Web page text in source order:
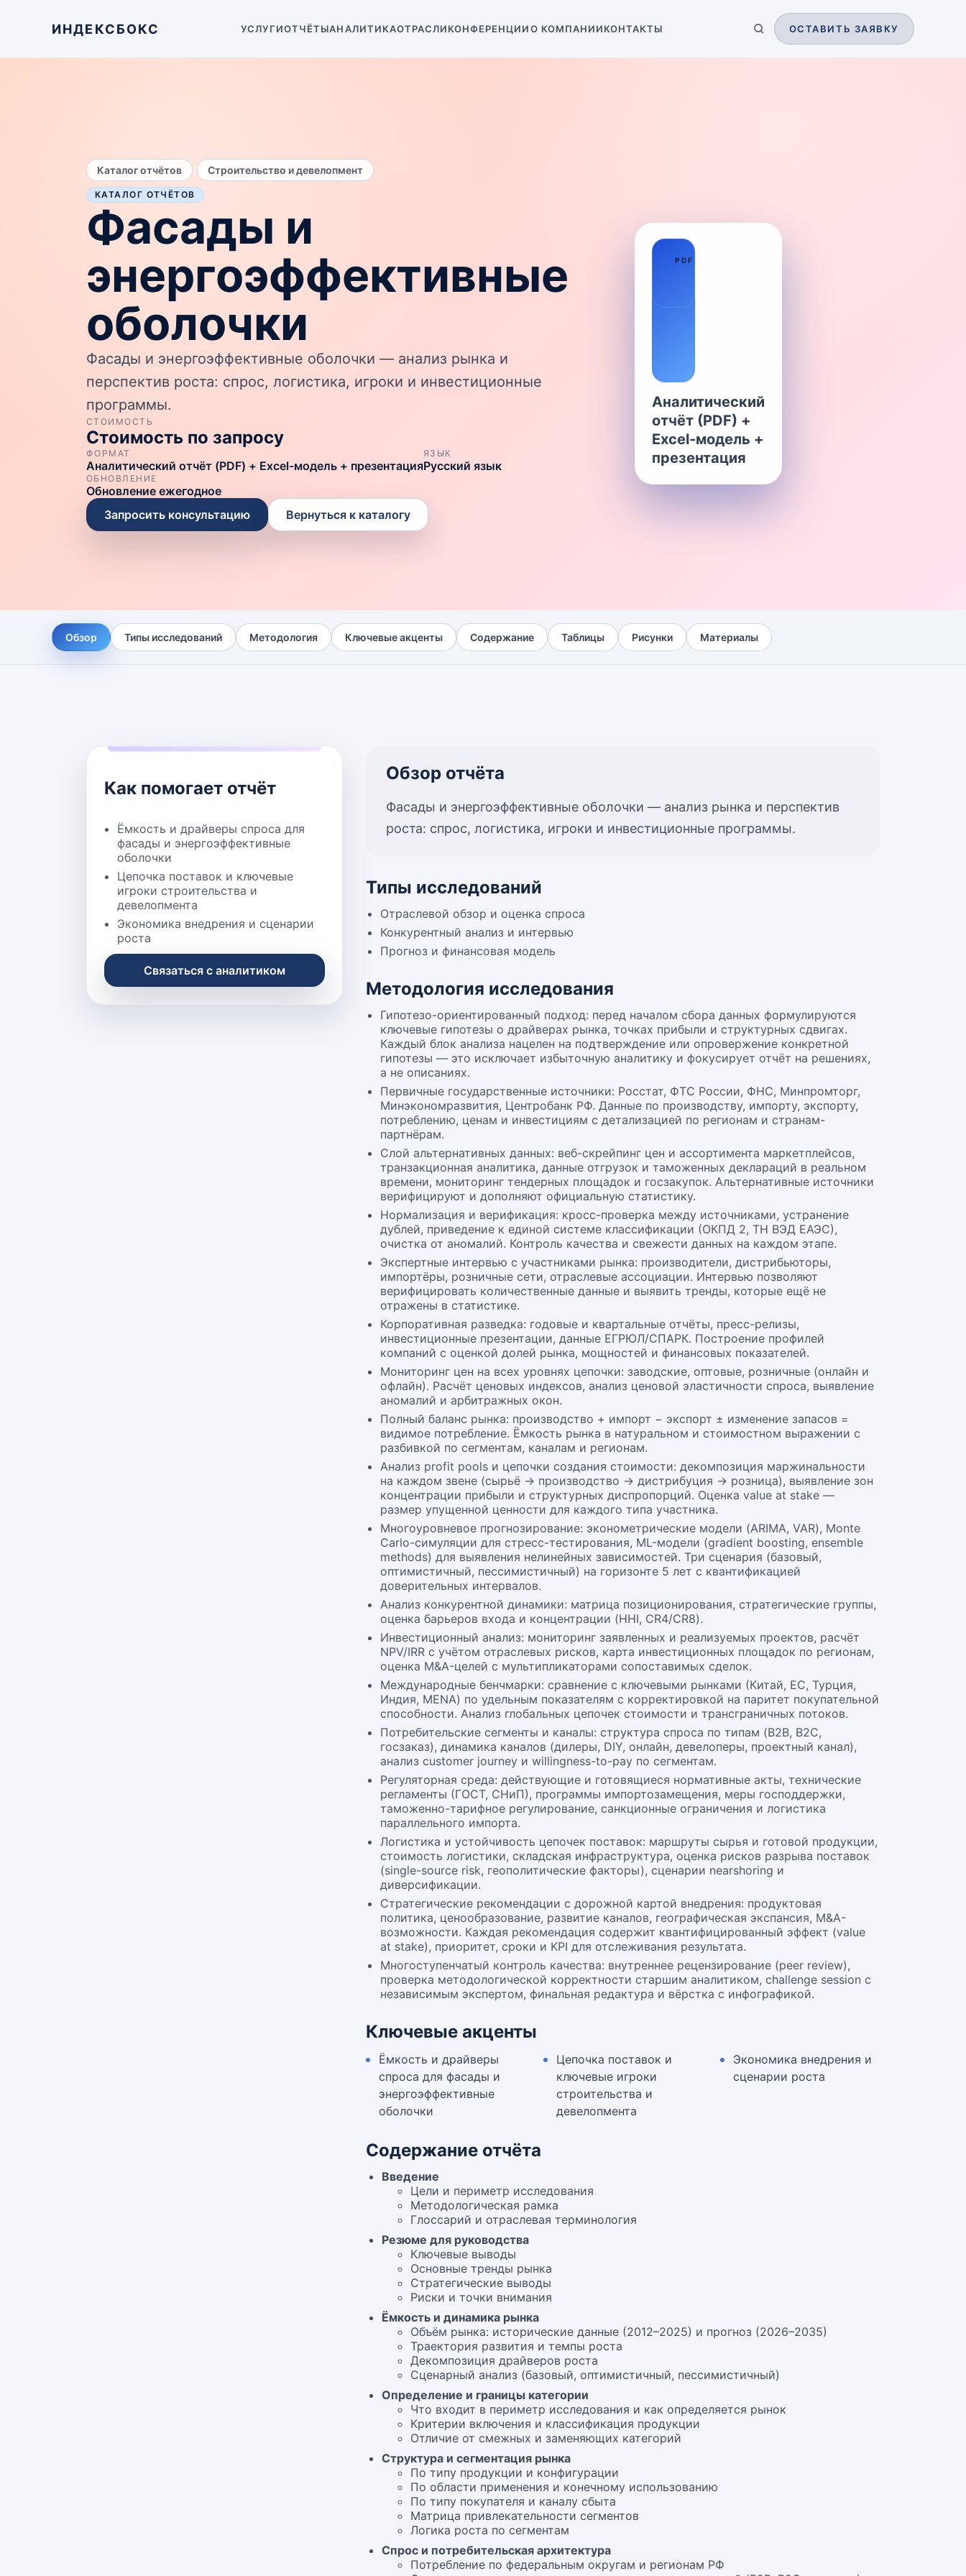
ИНДЕКСБОКС УСЛУГИОТЧЁТЫАНАЛИТИКАОТРАСЛИКОНФЕРЕНЦИИО КОМПАНИИКОНТАКТЫ ОСТАВИТЬ ЗАЯВКУ
Каталог отчётов Строительство и девелопмент
КАТАЛОГ ОТЧЁТОВ
Фасады и
энергоэффективные
оболочки
Фасады и энергоэффективные оболочки — анализ рынка и
перспектив роста: спрос, логистика, игроки и инвестиционные
программы.
СТОИМОСТЬ
Стоимость по запросу
ФОРМАТ
Аналитический отчёт (PDF) + Excel-модель + презентация
ЯЗЫК
Русский язык
ОБНОВЛЕНИЕ
Обновление ежегодное
Запросить консультацию
Вернуться к каталогу
PDF
Аналитический
отчёт (PDF) +
Excel-модель +
презентация
Обзор Типы исследований Методология Ключевые акценты Содержание Таблицы Рисунки Материалы
Как помогает отчёт
Ёмкость и драйверы спроса для
фасады и энергоэффективные
оболочки
Цепочка поставок и ключевые
игроки строительства и
девелопмента
Экономика внедрения и сценарии
роста
Связаться с аналитиком
Обзор отчёта
Фасады и энергоэффективные оболочки — анализ рынка и перспектив
роста: спрос, логистика, игроки и инвестиционные программы.
Типы исследований
Отраслевой обзор и оценка спроса
Конкурентный анализ и интервью
Прогноз и финансовая модель
Методология исследования
Гипотезо-ориентированный подход: перед началом сбора данных формулируются
ключевые гипотезы о драйверах рынка, точках прибыли и структурных сдвигах.
Каждый блок анализа нацелен на подтверждение или опровержение конкретной
гипотезы — это исключает избыточную аналитику и фокусирует отчёт на решениях,
а не описаниях.
Первичные государственные источники: Росстат, ФТС России, ФНС, Минпромторг,
Минэкономразвития, Центробанк РФ. Данные по производству, импорту, экспорту,
потреблению, ценам и инвестициям с детализацией по регионам и странам-
партнёрам.
Слой альтернативных данных: веб-скрейпинг цен и ассортимента маркетплейсов,
транзакционная аналитика, данные отгрузок и таможенных деклараций в реальном
времени, мониторинг тендерных площадок и госзакупок. Альтернативные источники
верифицируют и дополняют официальную статистику.
Нормализация и верификация: кросс-проверка между источниками, устранение
дублей, приведение к единой системе классификации (ОКПД 2, ТН ВЭД ЕАЭС),
очистка от аномалий. Контроль качества и свежести данных на каждом этапе.
Экспертные интервью с участниками рынка: производители, дистрибьюторы,
импортёры, розничные сети, отраслевые ассоциации. Интервью позволяют
верифицировать количественные данные и выявить тренды, которые ещё не
отражены в статистике.
Корпоративная разведка: годовые и квартальные отчёты, пресс-релизы,
инвестиционные презентации, данные ЕГРЮЛ/СПАРК. Построение профилей
компаний с оценкой долей рынка, мощностей и финансовых показателей.
Мониторинг цен на всех уровнях цепочки: заводские, оптовые, розничные (онлайн и
офлайн). Расчёт ценовых индексов, анализ ценовой эластичности спроса, выявление
аномалий и арбитражных окон.
Полный баланс рынка: производство + импорт − экспорт ± изменение запасов =
видимое потребление. Ёмкость рынка в натуральном и стоимостном выражении с
разбивкой по сегментам, каналам и регионам.
Анализ profit pools и цепочки создания стоимости: декомпозиция маржинальности
на каждом звене (сырьё → производство → дистрибуция → розница), выявление зон
концентрации прибыли и структурных диспропорций. Оценка value at stake —
размер упущенной ценности для каждого типа участника.
Многоуровневое прогнозирование: эконометрические модели (ARIMA, VAR), Monte
Carlo-симуляции для стресс-тестирования, ML-модели (gradient boosting, ensemble
methods) для выявления нелинейных зависимостей. Три сценария (базовый,
оптимистичный, пессимистичный) на горизонте 5 лет с квантификацией
доверительных интервалов.
Анализ конкурентной динамики: матрица позиционирования, стратегические группы,
оценка барьеров входа и концентрации (HHI, CR4/CR8).
Инвестиционный анализ: мониторинг заявленных и реализуемых проектов, расчёт
NPV/IRR с учётом отраслевых рисков, карта инвестиционных площадок по регионам,
оценка M&A-целей с мультипликаторами сопоставимых сделок.
Международные бенчмарки: сравнение с ключевыми рынками (Китай, ЕС, Турция,
Индия, MENA) по удельным показателям с корректировкой на паритет покупательной
способности. Анализ глобальных цепочек стоимости и трансграничных потоков.
Потребительские сегменты и каналы: структура спроса по типам (B2B, B2C,
госзаказ), динамика каналов (дилеры, DIY, онлайн, девелоперы, проектный канал),
анализ customer journey и willingness-to-pay по сегментам.
Регуляторная среда: действующие и готовящиеся нормативные акты, технические
регламенты (ГОСТ, СНиП), программы импортозамещения, меры господдержки,
таможенно-тарифное регулирование, санкционные ограничения и логистика
параллельного импорта.
Логистика и устойчивость цепочек поставок: маршруты сырья и готовой продукции,
стоимость логистики, складская инфраструктура, оценка рисков разрыва поставок
(single-source risk, геополитические факторы), сценарии nearshoring и
диверсификации.
Стратегические рекомендации с дорожной картой внедрения: продуктовая
политика, ценообразование, развитие каналов, географическая экспансия, M&A-
возможности. Каждая рекомендация содержит квантифицированный эффект (value
at stake), приоритет, сроки и KPI для отслеживания результата.
Многоступенчатый контроль качества: внутреннее рецензирование (peer review),
проверка методологической корректности старшим аналитиком, challenge session с
независимым экспертом, финальная редактура и вёрстка с инфографикой.
Ключевые акценты
Ёмкость и драйверы
спроса для фасады и
энергоэффективные
оболочки
Цепочка поставок и
ключевые игроки
строительства и
девелопмента
Экономика внедрения и
сценарии роста
Содержание отчёта
Введение
Цели и периметр исследования
Методологическая рамка
Глоссарий и отраслевая терминология
Резюме для руководства
Ключевые выводы
Основные тренды рынка
Стратегические выводы
Риски и точки внимания
Ёмкость и динамика рынка
Объём рынка: исторические данные (2012–2025) и прогноз (2026–2035)
Траектория развития и темпы роста
Декомпозиция драйверов роста
Сценарный анализ (базовый, оптимистичный, пессимистичный)
Определение и границы категории
Что входит в периметр исследования и как определяется рынок
Критерии включения и классификация продукции
Отличие от смежных и заменяющих категорий
Структура и сегментация рынка
По типу продукции и конфигурации
По области применения и конечному использованию
По типу покупателя и каналу сбыта
Матрица привлекательности сегментов
Логика роста по сегментам
Спрос и потребительская архитектура
Потребление по федеральным округам и регионам РФ